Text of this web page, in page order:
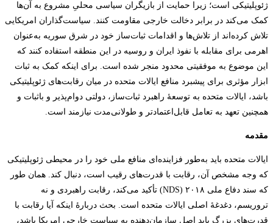
ژئوپلیتیکی است؛ زیرا حمایت از بازیگران سیاسی محلیِ مشروع به آن‌ها
کمک می‌کند در برابر دخالت خارجی مقاومت کنند. سیاست‌گذاران امریکایی
تلاش کرده‌اند از تلاش‌ها و اقدامات ثبات‌ساز خود در شرق سوریه به‌عنوان
اهرمی برای مقابله با نفوذ ایران و روسیه در این منطقه استفاده کنند که
این موضوع به موفقیتی محدود منجر شده است. برای اینکه کمک به ثبات
ابزار مؤثری برای پیشبرد منافع ایالات متحده در میان رقابت‌های ژئوپلیتیکی
باشد، ایالات متحده به توسعۀ راهبرد ثبات‌ساز، دولتی دوام‌پذیر و باثبات و
همچنین تعهد به تعامل قابل‌اعتمادتر و طولانی‌مدت نیازمند است.
مقدمه
ایالات متحده باید به‌طور فزاینده‌ای منافع ملی خود را در محیطی ژئوپلیتیکی
که وجه مشخص آن، رقابت با قدرت‌های رقیب است، دنبال کند. همان طور
که سند دفاع ملی ۲۰۱۸ (NDS) تأکید می‌کند، رقابت راهبردی و نه
تروریسم، دغدغۀ اصلی ایالات متحده است. بحث دربارۀ اینکه آیا رقابت با
قدرت‌های بزرگ باید اصل سازمان‌دهنده به سیاست خارجی امریکا باشد،